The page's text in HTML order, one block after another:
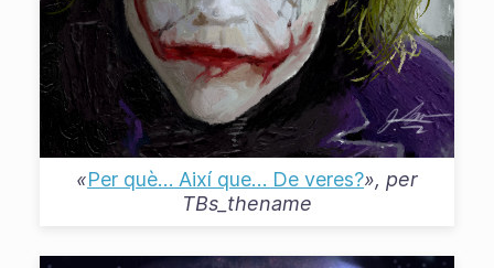
«Per què… Així que… De veres?», per
TBs_thename